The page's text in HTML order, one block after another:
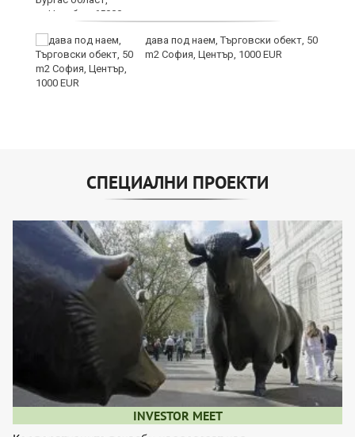
дава под наем, Търговски обект, 50
m2 София, Център, 1000 EUR
СПЕЦИАЛНИ ПРОЕКТИ
INVESTOR MEET